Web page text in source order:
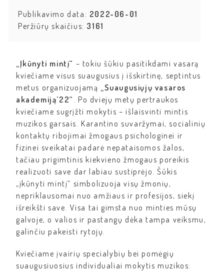
Publikavimo data: 2022-06-01
Peržiūrų skaičius: 3161
„Įkūnyti mintį“ – tokiu šūkiu pasitikdami vasarą
kviečiame visus suaugusius į išskirtinę, septintus
metus organizuojamą „Suaugusiųjų vasaros
akademiją’22“ . Po dviejų metų pertraukos
kviečiame sugrįžti mokytis – išlaisvinti mintis
muzikos garsais. Karantino suvaržymai, socialinių
kontaktų ribojimai žmogaus psichologinei ir
fizinei sveikatai padarė nepataisomos žalos,
tačiau prigimtinis kiekvieno žmogaus poreikis
realizuoti save dar labiau sustiprėjo. Šūkis
„įkūnyti mintį“ simbolizuoja visų žmonių,
nepriklausomai nuo amžiaus ir profesijos, siekį
išreikšti save. Visa tai gimsta nuo minties mūsų
galvoje, o valios ir pastangų dėka tampa veiksmu,
galinčiu pakeisti rytojų.
Kviečiame įvairių specialybių bei pomėgių
suaugusiuosius individualiai mokytis muzikos: